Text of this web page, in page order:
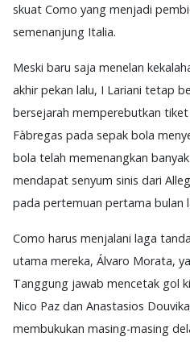
skuat Como yang menjadi
semenanjung Italia.
Meski baru saja menelan
akhir pekan lalu, I Lariani tetap
bersejarah memperebutkan
Fàbregas pada sepak bola
bola telah memenangkan
mendapat senyum sinis dari
pada pertemuan pertama bulan
Como harus menjalani laga
utama mereka, Álvaro Morata,
Tanggung jawab mencetak gol
Nico Paz dan Anastasios
membukukan masing-masing